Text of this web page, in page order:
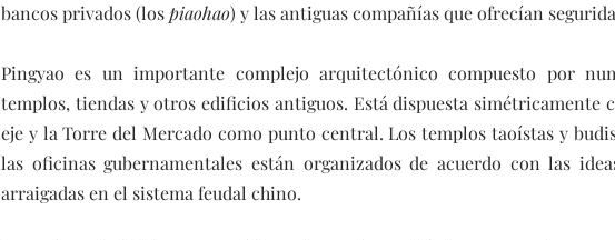
bancos privados (los piaohao) y las antiguas compañías que ofrecían
Pingyao es un importante complejo arquitectónico compuesto por
templos, tiendas y otros edificios antiguos. Está dispuesta simétricamente
eje y la Torre del Mercado como punto central. Los templos taoístas y
las oficinas gubernamentales están organizados de acuerdo con las
arraigadas en el sistema feudal chino.